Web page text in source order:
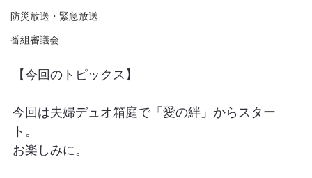
防災放送・緊急放送
番組審議会
【今回のトピックス】
今回は夫婦デュオ箱庭で「愛の絆」からスター
ト。
お楽しみに。